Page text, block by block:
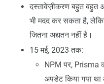
दस्तावेज़ीकरण बहुत बहुत
भी मदद कर सकता है,
जितना अद्यतन नहीं है।
15 मई, 2023 तक:
NPM पर, Prisma
अपडेट किया गया